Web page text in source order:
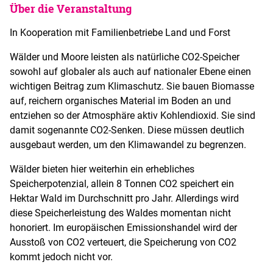
Über die Veranstaltung
In Kooperation mit Familienbetriebe Land und Forst
Wälder und Moore leisten als natürliche CO2-Speicher
sowohl auf globaler als auch auf nationaler Ebene einen
wichtigen Beitrag zum Klimaschutz. Sie bauen Biomasse
auf, reichern organisches Material im Boden an und
entziehen so der Atmosphäre aktiv Kohlendioxid. Sie sind
damit sogenannte CO2-Senken. Diese müssen deutlich
ausgebaut werden, um den Klimawandel zu begrenzen.
Wälder bieten hier weiterhin ein erhebliches
Speicherpotenzial, allein 8 Tonnen CO2 speichert ein
Hektar Wald im Durchschnitt pro Jahr. Allerdings wird
diese Speicherleistung des Waldes momentan nicht
honoriert. Im europäischen Emissionshandel wird der
Ausstoß von CO2 verteuert, die Speicherung von CO2
kommt jedoch nicht vor.